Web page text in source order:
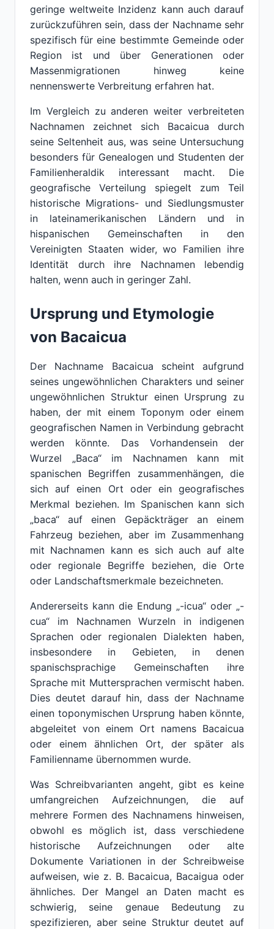
geringe weltweite Inzidenz kann auch darauf
zurückzuführen sein, dass der Nachname sehr
spezifisch für eine bestimmte Gemeinde oder
Region ist und über Generationen oder
Massenmigrationen hinweg keine
nennenswerte Verbreitung erfahren hat.
Im Vergleich zu anderen weiter verbreiteten
Nachnamen zeichnet sich Bacaicua durch
seine Seltenheit aus, was seine Untersuchung
besonders für Genealogen und Studenten der
Familienheraldik interessant macht. Die
geografische Verteilung spiegelt zum Teil
historische Migrations- und Siedlungsmuster
in lateinamerikanischen Ländern und in
hispanischen Gemeinschaften in den
Vereinigten Staaten wider, wo Familien ihre
Identität durch ihre Nachnamen lebendig
halten, wenn auch in geringer Zahl.
Ursprung und Etymologie
von Bacaicua
Der Nachname Bacaicua scheint aufgrund
seines ungewöhnlichen Charakters und seiner
ungewöhnlichen Struktur einen Ursprung zu
haben, der mit einem Toponym oder einem
geografischen Namen in Verbindung gebracht
werden könnte. Das Vorhandensein der
Wurzel „Baca“ im Nachnamen kann mit
spanischen Begriffen zusammenhängen, die
sich auf einen Ort oder ein geografisches
Merkmal beziehen. Im Spanischen kann sich
„baca“ auf einen Gepäckträger an einem
Fahrzeug beziehen, aber im Zusammenhang
mit Nachnamen kann es sich auch auf alte
oder regionale Begriffe beziehen, die Orte
oder Landschaftsmerkmale bezeichneten.
Andererseits kann die Endung „-icua“ oder „-
cua“ im Nachnamen Wurzeln in indigenen
Sprachen oder regionalen Dialekten haben,
insbesondere in Gebieten, in denen
spanischsprachige Gemeinschaften ihre
Sprache mit Muttersprachen vermischt haben.
Dies deutet darauf hin, dass der Nachname
einen toponymischen Ursprung haben könnte,
abgeleitet von einem Ort namens Bacaicua
oder einem ähnlichen Ort, der später als
Familienname übernommen wurde.
Was Schreibvarianten angeht, gibt es keine
umfangreichen Aufzeichnungen, die auf
mehrere Formen des Nachnamens hinweisen,
obwohl es möglich ist, dass verschiedene
historische Aufzeichnungen oder alte
Dokumente Variationen in der Schreibweise
aufweisen, wie z. B. Bacaicua, Bacaigua oder
ähnliches. Der Mangel an Daten macht es
schwierig, seine genaue Bedeutung zu
spezifizieren, aber seine Struktur deutet auf